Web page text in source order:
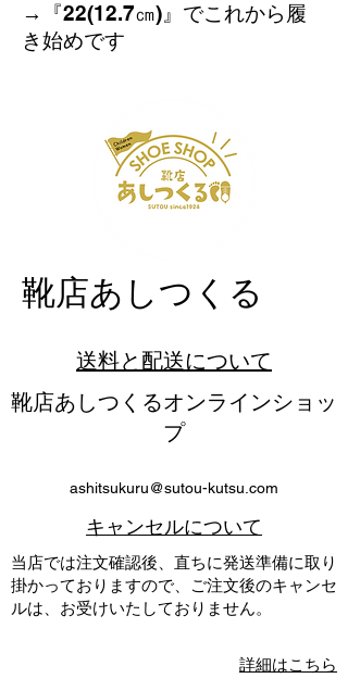
→『22(12.7㎝)』でこれから履
き始めです
​靴店あしつくる
送料と配送について
靴店あしつくるオンラインショッ
プ
ashitsukuru@sutou-kutsu.com
​キャンセルについて
当店では注文確認後、直ちに発送準備に取り
掛かっておりますので、ご注文後のキャンセ
ルは、お受けいたしておりません。
詳細はこちら